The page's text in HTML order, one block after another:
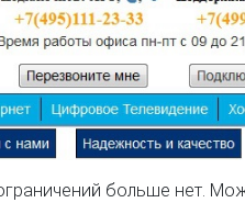
больше нет.